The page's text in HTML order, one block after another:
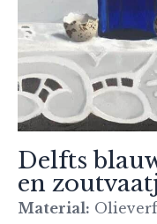
Delfts
en
Material: